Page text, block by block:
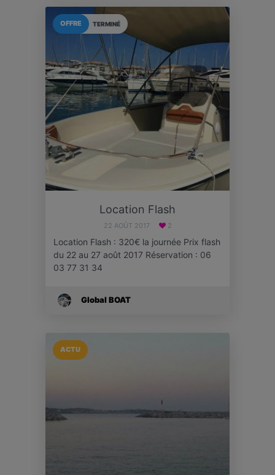
TERMINÉ
OFFRE
Location Flash
22 AOÛT 2017 2
Location Flash : 320€ la journée Prix flash
du 22 au 27 août 2017 Réservation : 06
03 77 31 34
Global BOAT
ACTU